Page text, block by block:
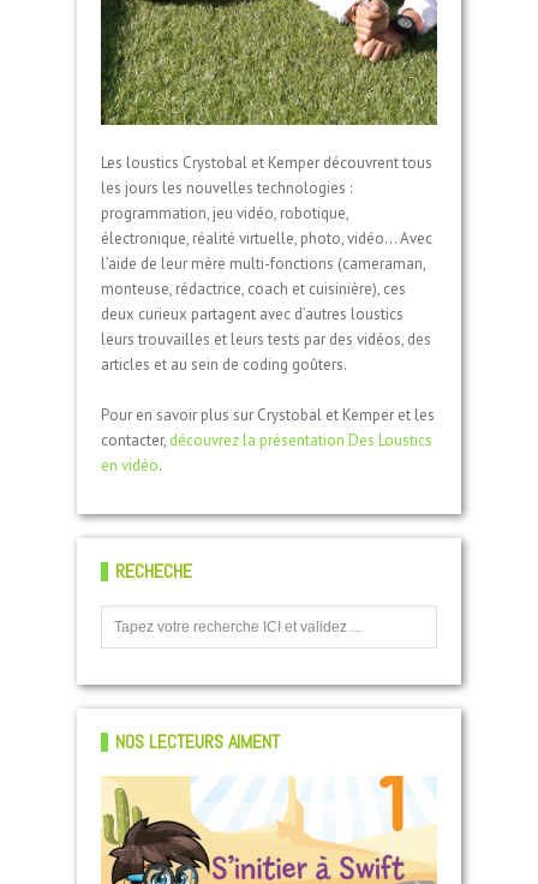
Les loustics Crystobal et Kemper découvrent tous
les jours les nouvelles technologies :
programmation, jeu vidéo, robotique,
électronique, réalité virtuelle, photo, vidéo… Avec
l’aide de leur mère multi-fonctions (cameraman,
monteuse, rédactrice, coach et cuisinière), ces
deux curieux partagent avec d’autres loustics
leurs trouvailles et leurs tests par des vidéos, des
articles et au sein de coding goûters.
Pour en savoir plus sur Crystobal et Kemper et les
contacter, découvrez la présentation Des Loustics
en vidéo.
RECHECHE
NOS LECTEURS AIMENT